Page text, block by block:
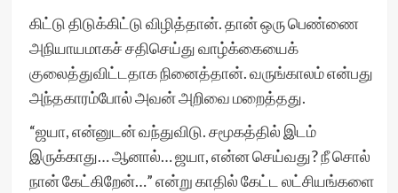
கிட்டு திடுக்கிட்டு விழித்தான். தான் ஒரு பெண்ணை
அநியாயமாகச் சதிசெய்து வாழ்க்கையைக்
குலைத்துவிட்டதாக நினைத்தான். வருங்காலம் என்பது
அந்தகாரம்போல் அவன் அறிவை மறைத்தது.
“ஜயா, என்னுடன் வந்துவிடு. சமூகத்தில் இடம்
இருக்காது… ஆனால்… ஜயா, என்ன செய்வது? நீ சொல்
நான் கேட்கிறேன்…” என்று காதில் கேட்ட லட்சியங்களை